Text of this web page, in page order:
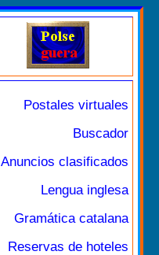
Postales virtuales
Buscador
Anuncios clasificados
Lengua inglesa
Gramática catalana
Reservas de hoteles